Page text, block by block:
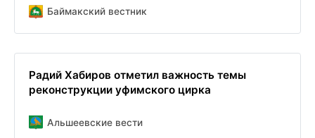
Баймакский вестник
Радий Хабиров отметил важность темы
реконструкции уфимского цирка
Альшеевские вести